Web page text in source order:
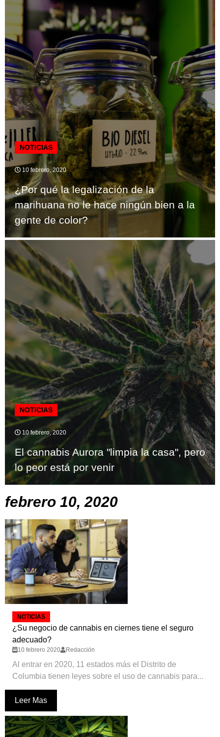
NOTICIAS
10 febrero, 2020
¿Por qué la legalización de la
marihuana no le hace ningún bien a la
gente de color?
NOTICIAS
10 febrero, 2020
El cannabis Aurora "limpia la casa", pero
lo peor está por venir
febrero 10, 2020
NOTICIAS
¿Su negocio de cannabis en ciernes tiene el seguro
adecuado?
10 febrero 2020 Redacción
Al entrar en 2020, 11 estados más el Distrito de
Columbia tienen leyes sobre el uso de cannabis para...
Leer Mas